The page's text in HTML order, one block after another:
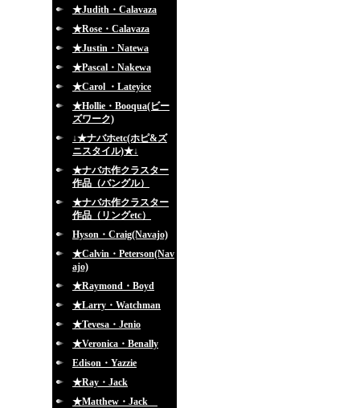
★Judith・Calavaza
★Rose・Calavaza
★Justin・Natewa
★Pascal・Nakewa
★Carol ・Lateyice
★Hollie・Booqua(ビー
ズワーク)
↓★ナバホetc(ホピ&ズ
ニスタイル)★↓
★ナバホ作クラスター
作品（バングル）
★ナバホ作クラスター
作品（リングetc）
Hyson・Craig(Navajo)
★Calvin・Peterson(Nav
ajo)
★Raymond・Boyd
★Larry・Watchman
★Tevesa・Jenio
★Veronica・Benally
Edison・Yazzie
★Ray・Jack
★Matthew・Jack